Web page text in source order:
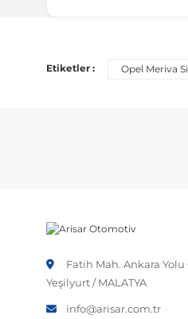
Etiketler : Opel Meriva
Fatih Mah. Ankara Yolu
Yeşilyurt / MALATYA
info@arisar.com.tr